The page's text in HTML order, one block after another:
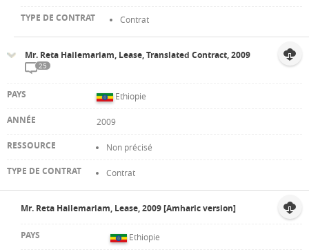
Contrat
Mr. Reta Hailemariam, Lease, Translated Contract, 2009
25
Ethiopie
2009
Non précisé
Contrat
Mr. Reta Hailemariam, Lease, 2009 [Amharic version]
Ethiopie